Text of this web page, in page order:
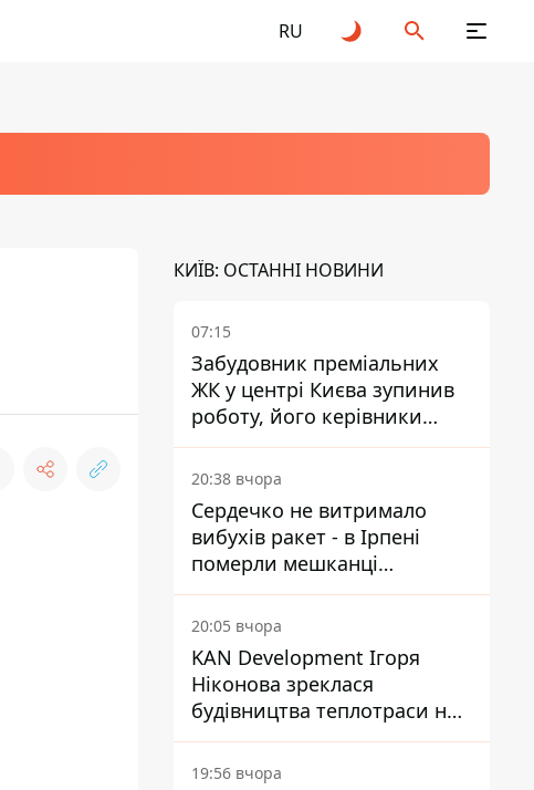
RU
КИЇВ: ОСТАННІ НОВИНИ
07:15
Забудовник преміальних
ЖК у центрі Києва зупинив
роботу, його керівники
втекли з України - Bihus.info
20:38 вчора
Сердечко не витримало
вибухів ракет - в Ірпені
померли мешканці
притулку для собак з
інвалідністю
20:05 вчора
KAN Development Ігоря
Ніконова зреклася
будівництва теплотраси на
Теремках
19:56 вчора